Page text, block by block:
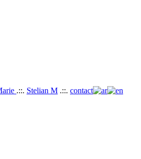
.::. Stelian M .::. contact